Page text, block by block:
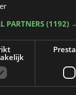
zijn van toepassing.
PARTNERS (1192)